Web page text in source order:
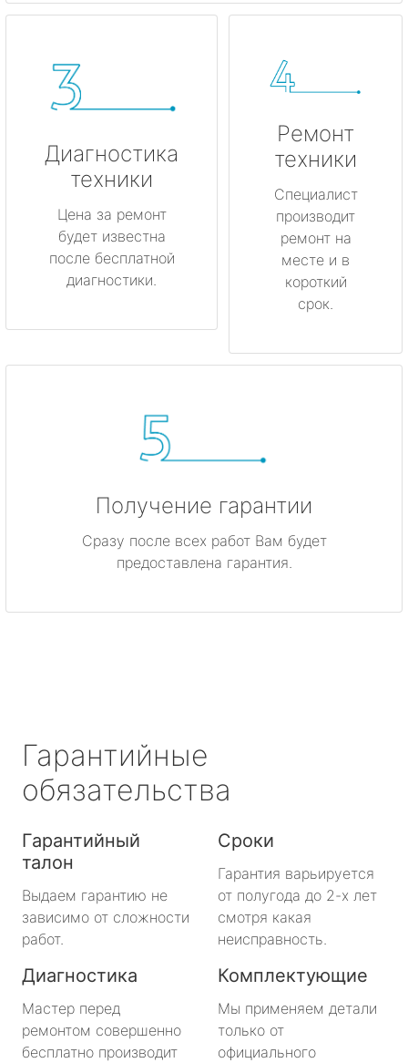
Диагностика
техники
Цена за ремонт
будет известна
после бесплатной
диагностики.
Ремонт
техники
Специалист
производит
ремонт на
месте и в
короткий
срок.
Получение гарантии
Сразу после всех работ Вам будет
предоставлена гарантия.
Гарантийные
обязательства
Гарантийный
талон
Выдаем гарантию не
зависимо от сложности
работ.
Сроки
Гарантия варьируется
от полугода до 2-х лет
смотря какая
неисправность.
Диагностика
Мастер перед
ремонтом совершенно
бесплатно производит
Комплектующие
Мы применяем детали
только от
официального